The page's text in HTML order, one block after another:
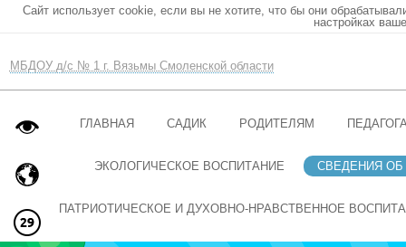
Сайт использует cookie, если вы не хотите, что бы они
настройках
МБДОУ д/с № 1 г. Вязьмы Смоленской области
ГЛАВНАЯ САДИК РОДИТЕЛЯМ
ЭКОЛОГИЧЕСКОЕ ВОСПИТАНИЕ СВЕДЕНИЯ ОБ
ПАТРИОТИЧЕСКОЕ И ДУХОВНО-НРАВСТВЕННОЕ